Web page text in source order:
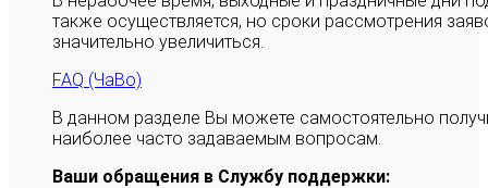
также осуществляется, но сроки рассмотрения
значительно увеличиться.
FAQ (ЧаВо)
В данном разделе Вы можете самостоятельно
наиболее часто задаваемым вопросам.
Ваши обращения в Службу поддержки: